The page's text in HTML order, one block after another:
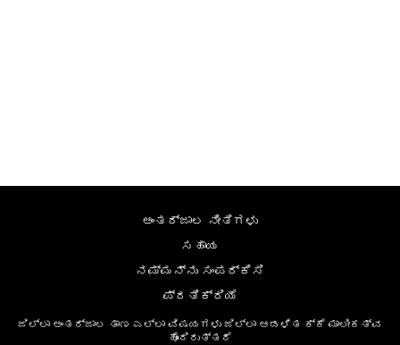
ಅಂತರ್ಜಾಲ ನೀತಿಗಳು
ಸಹಾಯ
ನಮ್ಮನ್ನು ಸಂಪರ್ಕಿಸಿ
ಪ್ರತಿಕ್ರಿಯೆ
ಜಿಲ್ಲಾ ಅಂತರ್ಜಾಲ ತಾಣ ಎಲ್ಲಾ ವಿಷಯಗಳು ಜಿಲ್ಲಾ ಆಡಳಿತ ಕ್ಕೆ ಮಾಲೀಕತ್ವ
ಹೊಂದಿರುತ್ತದೆ